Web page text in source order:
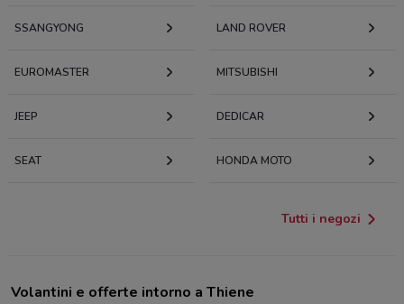
SSANGYONG LAND ROVER
EUROMASTER MITSUBISHI
JEEP DEDICAR
SEAT HONDA MOTO
Tutti i negozi
Volantini e offerte intorno a Thiene